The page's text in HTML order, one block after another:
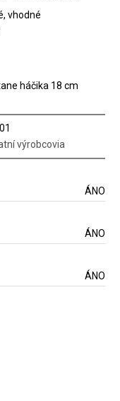
vhodné
háčika 18 cm
výrobcovia
ÁNO
ÁNO
ÁNO